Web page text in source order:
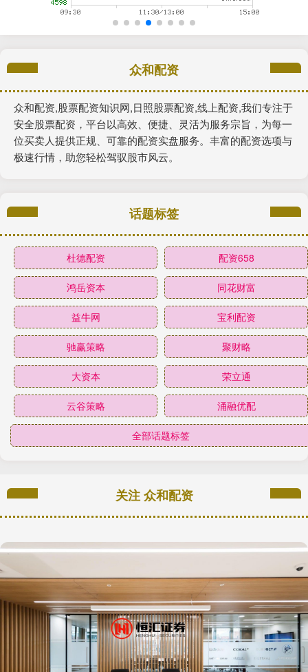
众和配资
众和配资,股票配资知识网,日照股票配资,线上配资,我们专注于
安全股票配资，平台以高效、便捷、灵活为服务宗旨，为每一
位买卖人提供正规、可靠的配资实盘服务。丰富的配资选项与
极速行情，助您轻松驾驭股市风云。
话题标签
杜德配资 配资658
鸿岳资本 同花财富
益牛网 宝利配资
驰赢策略 聚财略
大资本 荣立通
云谷策略 涌融优配
全部话题标签
关注 众和配资